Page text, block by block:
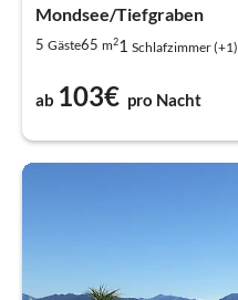
Mondsee/Tiefgraben
5 Gäste65 m21 Schlafzimmer (+1)
ab 103€ pro Nacht